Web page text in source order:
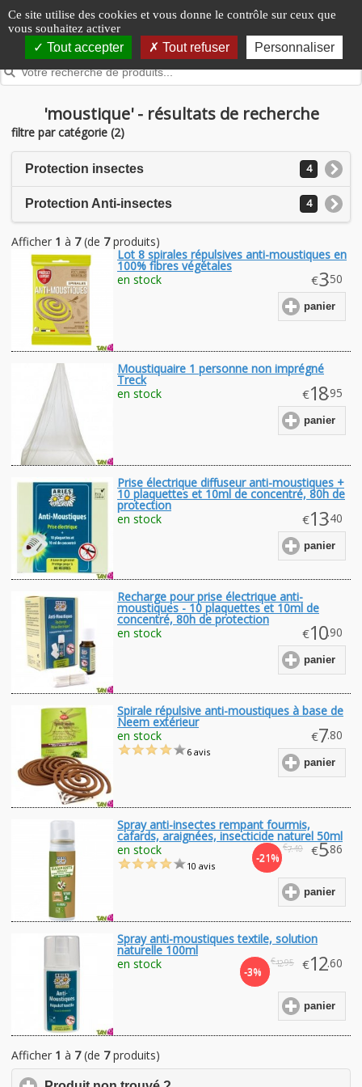
Panneau de gestion des cookies
Ce site utilise des cookies et vous donne le contrôle sur ceux que
vous souhaitez activer
Tout accepter Tout refuser Personnaliser
'moustique' - résultats de recherche
filtre par catégorie (2)
Protection insectes 4
Protection Anti-insectes 4
Afficher 1 à 7(de 7produits)
Lot 8 spirales répulsives anti-moustiques en
100% fibres végétales
€3.50
en stock
panier
Moustiquaire 1 personne non imprégné
Treck
€18.95
en stock
panier
Prise électrique diffuseur anti-moustiques +
10 plaquettes et 10ml de concentré, 80h de
protection
€13.40
en stock
panier
Recharge pour prise électrique anti-
moustiques - 10 plaquettes et 10ml de
concentré, 80h de protection
€10.90
en stock
panier
Spirale répulsive anti-moustiques à base de
Neem extérieur
€7.80
en stock
panier
6 avis
Spray anti-insectes rempant fourmis,
cafards, araignées, insecticide naturel 50ml
-21%
€7.40 €5.86
en stock
panier
10 avis
Spray anti-moustiques textile, solution
naturelle 100ml
-3%
€12.95 €12.60
en stock
panier
Afficher 1 à 7(de 7produits)